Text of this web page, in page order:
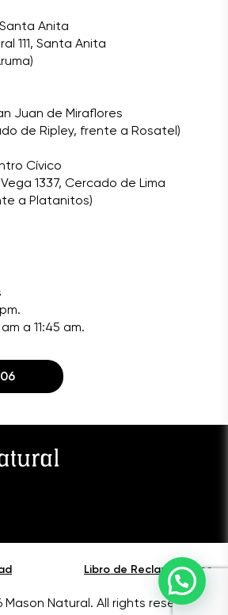
Anita
111, Santa Anita
Juan de Miraflores
de Ripley, frente a Rosatel)
Cívico
1337, Cercado de Lima
a Platanitos)
a 11:45 am.
Natural. All rights reserved.
Libro de Reclamaciones